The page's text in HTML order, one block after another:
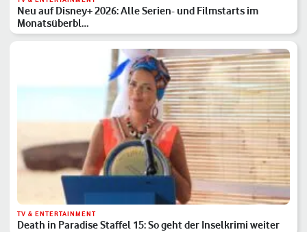
Neu auf Disney+ 2026: Alle Serien- und Filmstarts im
Monatsüberbl…
TV & ENTERTAINMENT
Death in Paradise Staffel 15: So geht der Inselkrimi weiter